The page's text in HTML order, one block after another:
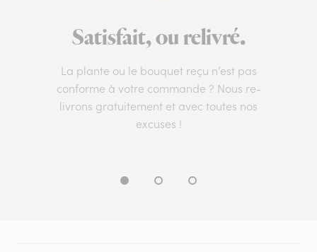
Satisfait, ou relivré.
La plante ou le bouquet reçu n’est pas
conforme à votre commande ? Nous re-
livrons gratuitement et avec toutes nos
excuses !